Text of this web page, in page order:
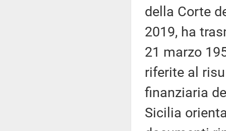
della Corte
2019, ha
21 marzo
riferite al
finanziaria
Sicilia